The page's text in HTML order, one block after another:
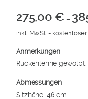
275,00 € –
inkl. MwSt. - kostenloser
Anmerkungen
Rückenlehne gewölbt.
Abmessungen
Sitzhöhe: 46 cm